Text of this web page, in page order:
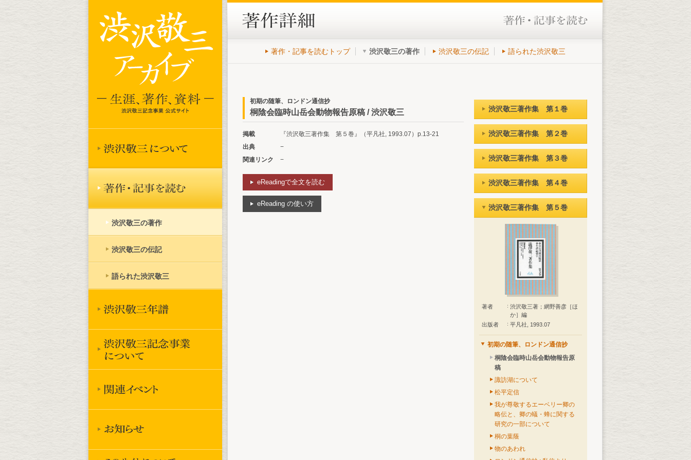
著作・記事を読むトップ 渋沢敬三の著作 渋沢敬三の伝記 語られた渋沢敬三
初期の随筆、ロンドン通信抄
桐陰会臨時山岳会動物報告原稿 / 渋沢敬三
掲載
『渋沢敬三著作集 第５巻』（平凡社, 1993.07）p.13-21
出典
−
関連リンク
−
eReadingで全文を読む
eReading の使い方
渋沢敬三著作集 第１巻
渋沢敬三著作集 第２巻
渋沢敬三著作集 第３巻
渋沢敬三著作集 第４巻
渋沢敬三著作集 第５巻
著者
渋沢敬三著；網野善彦［ほ
か］編
出版者
平凡社, 1993.07
初期の随筆、ロンドン通信抄
桐陰会臨時山岳会動物報告原
稿
諏訪湖について
松平定信
我が尊敬するエーベリー卿の
略伝と、卿の蟻・蜂に関する
研究の一部について
桐の葉蔭
物のあわれ
渋沢敬三の著作
渋沢敬三の伝記
語られた渋沢敬三